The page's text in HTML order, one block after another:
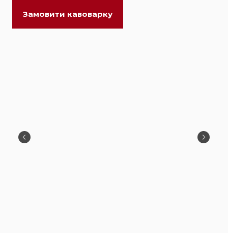
Замовити кавоварку